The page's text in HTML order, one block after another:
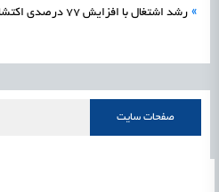
» رشد اشتغال با افزایش 77 درصدی اکتشافات معدنی
صفحات سایت